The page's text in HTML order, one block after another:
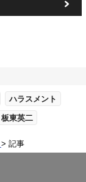
ハラスメント
板東英二
記事